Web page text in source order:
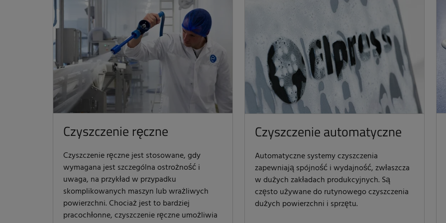
Czyszczenie ręczne
Czyszczenie ręczne jest stosowane, gdy
wymagana jest szczególna ostrożność i
uwaga, na przykład w przypadku
skomplikowanych maszyn lub wrażliwych
powierzchni. Chociaż jest to bardziej
pracochłonne, czyszczenie ręczne umożliwia
Czyszczenie automatyczne
Automatyczne systemy czyszczenia
zapewniają spójność i wydajność, zwłaszcza
w dużych zakładach produkcyjnych. Są
często używane do rutynowego czyszczenia
dużych powierzchni i sprzętu.